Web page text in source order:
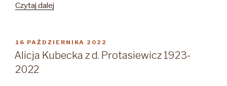
Czytaj dalej
domu
Żelechowska
OPUBLIKOWANE
W
16 PAŹDZIERNIKA 2022
Alicja Kubecka z d. Protasiewicz 1923-
2022